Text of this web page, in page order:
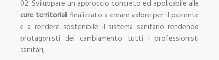
Sviluppare un approccio concreto ed applicabile alle
cure territoriali finalizzato a creare valore per il paziente
e a rendere sostenibile il sistema sanitario rendendo
protagonisti del cambiamento tutti i professionisti
sanitari;